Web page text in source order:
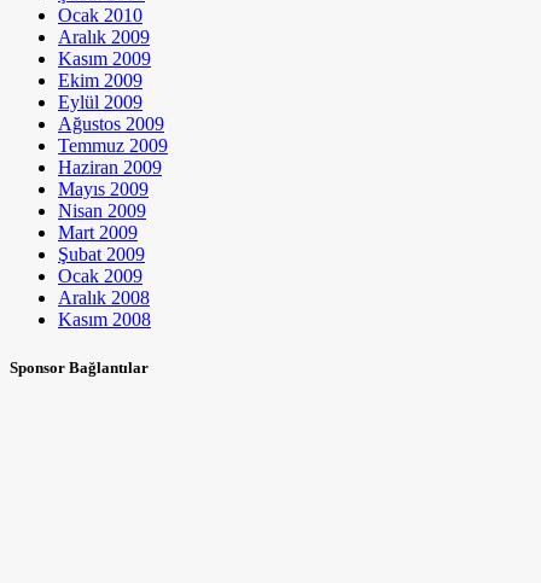
Ocak 2010
Aralık 2009
Kasım 2009
Ekim 2009
Eylül 2009
Ağustos 2009
Temmuz 2009
Haziran 2009
Mayıs 2009
Nisan 2009
Mart 2009
Şubat 2009
Ocak 2009
Aralık 2008
Kasım 2008
Sponsor Bağlantılar